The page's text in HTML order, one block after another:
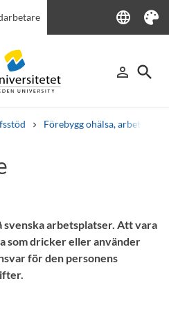
language
Language
Tema
person_outline
Logga in
search
Sök
Förebygg ohälsa,
arbetsplatser. Att vara
som dricker eller använder
för den personens